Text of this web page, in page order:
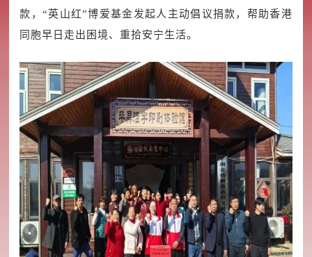
款，“英山红”博爱基金发起人主动倡议捐款，帮助香港
同胞早日走出困境、重拾安宁生活。